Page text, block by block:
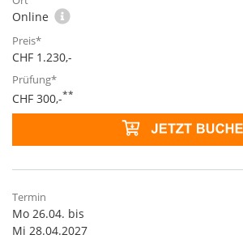
Online
CHF 1.230,-
CHF 300,-**
Mo 26.04. bis
Mi 28.04.2027